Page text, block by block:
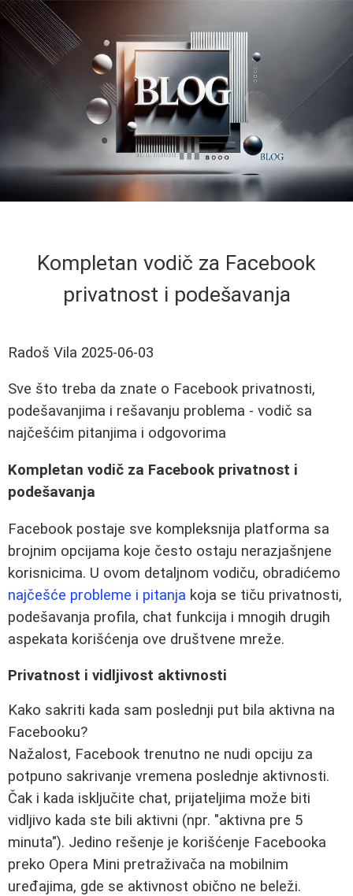
Kompletan vodič za Facebook
privatnost i podešavanja
Radoš Vila 2025-06-03
Sve što treba da znate o Facebook privatnosti,
podešavanjima i rešavanju problema - vodič sa
najčešćim pitanjima i odgovorima
Kompletan vodič za Facebook privatnost i
podešavanja
Facebook postaje sve kompleksnija platforma sa
brojnim opcijama koje često ostaju nerazjašnjene
korisnicima. U ovom detaljnom vodiču, obradićemo
najčešće probleme i pitanja koja se tiču privatnosti,
podešavanja profila, chat funkcija i mnogih drugih
aspekata korišćenja ove društvene mreže.
Privatnost i vidljivost aktivnosti
Kako sakriti kada sam poslednji put bila aktivna na
Facebooku?
Nažalost, Facebook trenutno ne nudi opciju za
potpuno sakrivanje vremena poslednje aktivnosti.
Čak i kada isključite chat, prijateljima može biti
vidljivo kada ste bili aktivni (npr. "aktivna pre 5
minuta"). Jedino rešenje je korišćenje Facebooka
preko Opera Mini pretraživača na mobilnim
uređajima, gde se aktivnost obično ne beleži.